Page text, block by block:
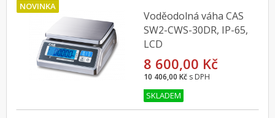
NOVINKA
Voděodolná váha CAS
SW2-CWS-30DR, IP-65,
LCD
8 600,00 Kč
10 406,00 Kč s DPH
SKLADEM